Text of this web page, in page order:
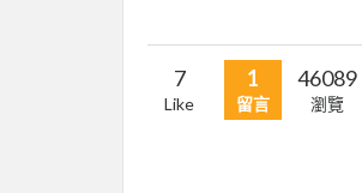
7
Like
1
留言
46089
瀏覽